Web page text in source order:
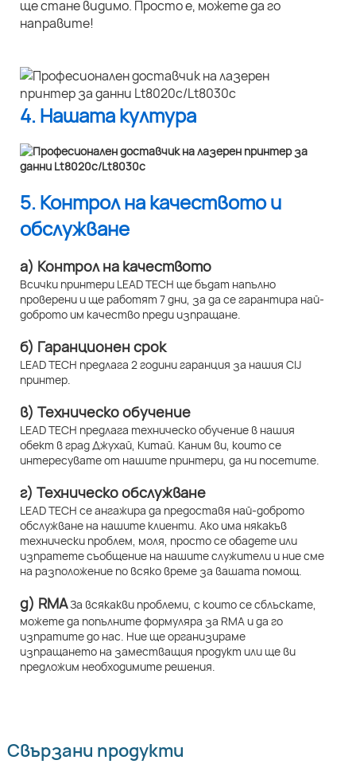
ще стане видимо. Просто е, можете да го
направите!
4. Нашата култура
5. Контрол на качеството и
обслужване
а) Контрол на качеството
Всички принтери LEAD TECH ще бъдат напълно
проверени и ще работят 7 дни, за да се гарантира най-
доброто им качество преди изпращане.
б) Гаранционен срок
LEAD TECH предлага 2 години гаранция за нашия CIJ
принтер.
в) Техническо обучение
LEAD TECH предлага техническо обучение в нашия
обект в град Джухай, Китай. Каним ви, които се
интересувате от нашите принтери, да ни посетите.
г) Техническо обслужване
LEAD TECH се ангажира да предоставя най-доброто
обслужване на нашите клиенти. Ако има някакъв
технически проблем, моля, просто се обадете или
изпратете съобщение на нашите служители и ние сме
на разположение по всяко време за вашата помощ.
д) RMAЗа всякакви проблеми, с които се сблъскате,
можете да попълните формуляра за RMA и да го
изпратите до нас. Ние ще организираме
изпращането на заместващия продукт или ще ви
предложим необходимите решения.
Свързани продукти